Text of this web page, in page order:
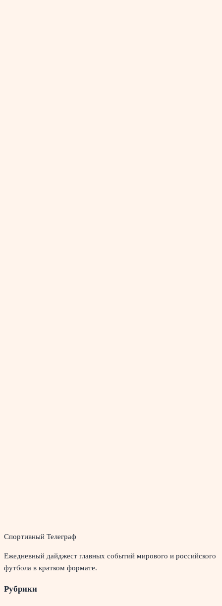
Спортивный Телеграф
Ежедневный дайджест главных событий мирового и российского
футбола в кратком формате.
Рубрики